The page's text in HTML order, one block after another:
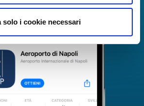
solo i cookie necessari